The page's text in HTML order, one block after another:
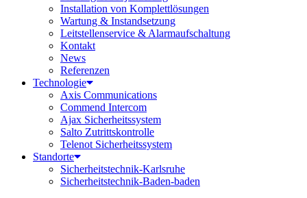
Installation von Komplettlösungen
Wartung & Instandsetzung
Leitstellenservice & Alarmaufschaltung
Kontakt
News
Referenzen
Technologie
Axis Communications
Commend Intercom
Ajax Sicherheitssystem​
Salto Zutrittskontrolle
Telenot Sicherheitssystem
Standorte
Sicherheitstechnik-Karlsruhe
Sicherheitstechnik-Baden-baden